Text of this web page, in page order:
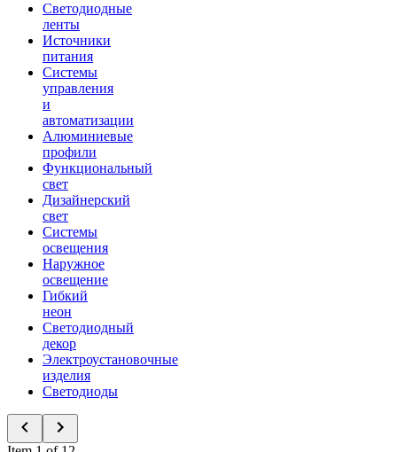
Светодиодные
ленты
Источники
питания
Системы
управления
и
автоматизации
Алюминиевые
профили
Функциональный
свет
Дизайнерский
свет
Системы
освещения
Наружное
освещение
Гибкий
неон
Светодиодный
декор
Электроустановочные
изделия
Светодиоды